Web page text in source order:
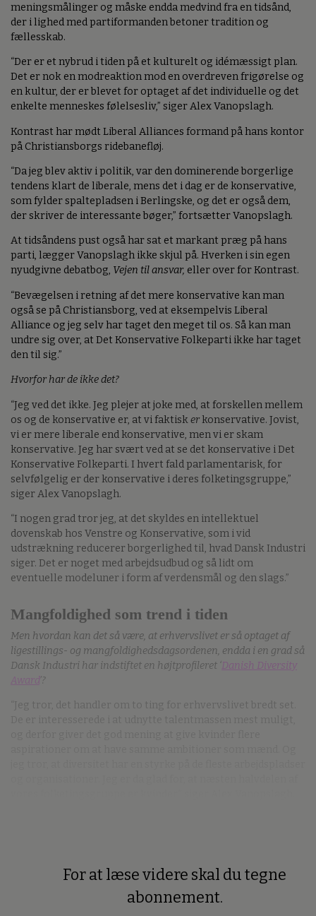
meningsmålinger og måske endda medvind fra en tidsånd,
der i lighed med partiformanden betoner tradition og
fællesskab.
“Der er et nybrud i tiden på et kulturelt og idémæssigt plan.
Det er nok en modreaktion mod en overdreven frigørelse og
en kultur, der er blevet for optaget af det individuelle og det
enkelte menneskes følelsesliv,” siger Alex Vanopslagh.
Kontrast har mødt Liberal Alliances formand på hans kontor
på Christiansborgs ridebanefløj.
“Da jeg blev aktiv i politik, var den dominerende borgerlige
tendens klart de liberale, mens det i dag er de konservative,
som fylder spaltepladsen i Berlingske, og det er også dem,
der skriver de interessante bøger,” fortsætter Vanopslagh.
At tidsåndens pust også har sat et markant præg på hans
parti, lægger Vanopslagh ikke skjul på. Hverken i sin egen
nyudgivne debatbog, Vejen til ansvar, eller over for Kontrast.
“Bevægelsen i retning af det mere konservative kan man
også se på Christiansborg, ved at eksempelvis Liberal
Alliance og jeg selv har taget den meget til os. Så kan man
undre sig over, at Det Konservative Folkeparti ikke har taget
den til sig.”
Hvorfor har de ikke det?
“Jeg ved det ikke. Jeg plejer at joke med, at forskellen mellem
os og de konservative er, at vi faktisker konservative. Jovist,
vi er mere liberale end konservative, men vi er skam
konservative. Jeg har svært ved at se det konservative i Det
Konservative Folkeparti. I hvert fald parlamentarisk, for
selvfølgelig er der konservative i deres folketingsgruppe,”
siger Alex Vanopslagh.
“I nogen grad tror jeg, at det skyldes en intellektuel
dovenskab hos Venstre og Konservative, som i vid
udstrækning reducerer borgerlighed til, hvad Dansk Industri
siger. Det er noget med arbejdsudbud og så lidt om
eventuelle modeluner i form af verdensmål og den slags.”
Mangfoldighed som trend i tiden
Men hvordan kan det så være, at erhvervslivet er så optaget af
ligestillings- og mangfoldighedsdagsordenen, endda i en grad så
Dansk Industri har indstiftet en højtprofileret ‘Danish Diversity
Award’?
“Jeg tror, det handler om to ting for erhvervslivet bredt set.
For at læse videre skal du tegne
abonnement.